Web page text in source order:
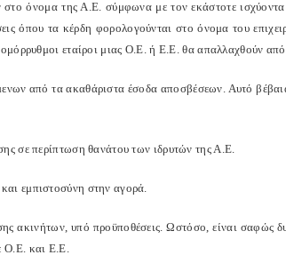
όνομα της Α.Ε. σύμφωνα με τον εκάστοτε ισχύοντα
όπου τα κέρδη φορολογούνται στο όνομα του
εταίροι μιας Ο.Ε. ή Ε.Ε. θα απαλλαχθούν
από τα ακαθάριστα έσοδα αποσβέσεων. Αυτό
σε περίπτωση θανάτου των ιδρυτών της Α.Ε.
εμπιστοσύνη στην αγορά.
ακινήτων, υπό προϋποθέσεις. Ωστόσο, είναι
Ο.Ε. και Ε.Ε.